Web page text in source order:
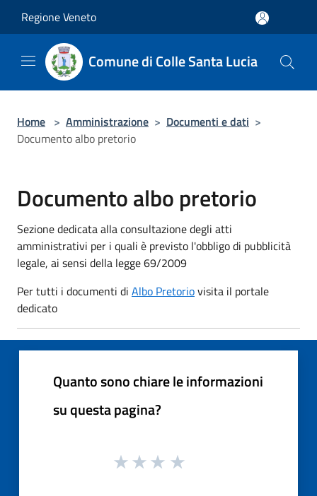
Regione Veneto
Comune di Colle Santa Lucia
Home > Amministrazione > Documenti e dati >
Documento albo pretorio
Documento albo pretorio
Sezione dedicata alla consultazione degli atti
amministrativi per i quali è previsto l'obbligo di pubblicità
legale, ai sensi della legge 69/2009
Per tutti i documenti di Albo Pretoriovisita il portale
dedicato
Quanto sono chiare le informazioni
su questa pagina?